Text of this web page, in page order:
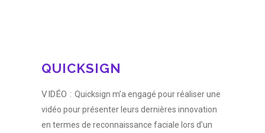
QUICKSIGN
VIDÉO : Quicksign m’a engagé pour réaliser une
vidéo pour présenter leurs dernières innovation
en termes de reconnaissance faciale lors d’un